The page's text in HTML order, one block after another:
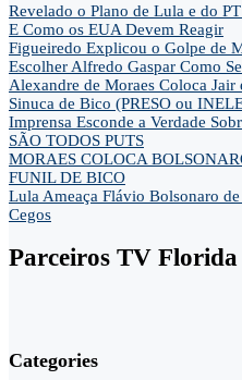
Revelado o Plano de Lula e do
E Como os EUA Devem Reagir
Figueiredo Explicou o Golpe de
Escolher Alfredo Gaspar Como
Alexandre de Moraes Coloca
Sinuca de Bico (PRESO ou
Imprensa Esconde a Verdade
SÃO TODOS PUTS
MORAES COLOCA
FUNIL DE BICO
Lula Ameaça Flávio Bolsonaro
Cegos
Parceiros TV Florida
Categories